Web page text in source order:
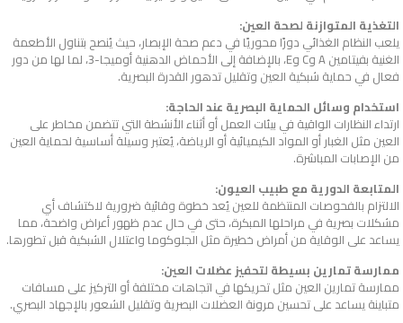
التغذية المتوازنة لصحة العين:
يلعب النظام الغذائي دورًا محوريًا في دعم صحة الإبصار، حيث يُنصح بتناول الأطعمة
الغنية بفيتامين A وC وE، بالإضافة إلى الأحماض الدهنية أوميجا-3، لما لها من دور
فعال في حماية شبكية العين وتقليل تدهور القدرة البصرية.
استخدام وسائل الحماية البصرية عند الحاجة:
ارتداء النظارات الواقية في بيئات العمل أو أثناء الأنشطة التي تتضمن مخاطر على
العين مثل الغبار أو المواد الكيميائية أو الرياضة، يُعتبر وسيلة أساسية لحماية العين
من الإصابات المباشرة.
المتابعة الدورية مع طبيب العيون:
الالتزام بالفحوصات المنتظمة للعين يُعد خطوة وقائية ضرورية لاكتشاف أي
مشكلات بصرية في مراحلها المبكرة، حتى في حال عدم ظهور أعراض واضحة، مما
يساعد على الوقاية من أمراض خطيرة مثل الجلوكوما واعتلال الشبكية قبل تطورها.
ممارسة تمارين بسيطة لتحفيز عضلات العين:
ممارسة تمارين العين مثل تحريكها في اتجاهات مختلفة أو التركيز على مسافات
متباينة يساعد على تحسين مرونة العضلات البصرية وتقليل الشعور بالإجهاد البصري.